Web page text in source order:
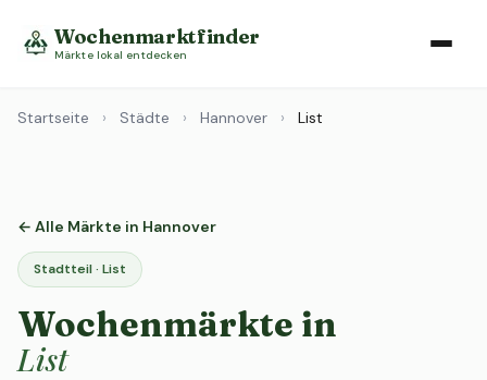
Wochenmarktfinder
Märkte lokal entdecken
Startseite › Städte › Hannover › List
← Alle Märkte in Hannover
Stadtteil · List
Wochenmärkte in
List